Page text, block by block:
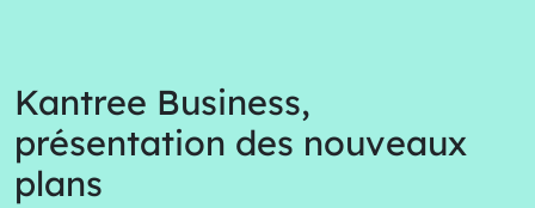
Kantree Business,
présentation des nouveaux
plans